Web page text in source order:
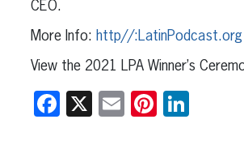
CEO.
More Info: http//:LatinPodcast.org
View the 2021 LPA Winner’s
Facebook
X EmailPinterest